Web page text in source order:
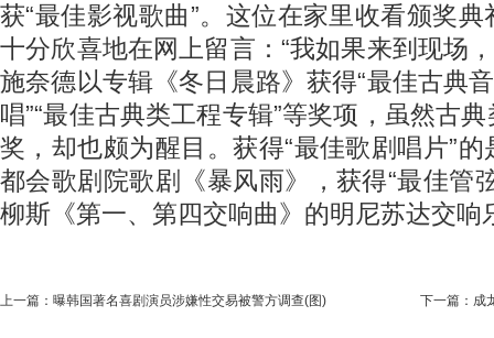
获“最佳影视歌曲”。这位在家里收看颁奖
十分欣喜地在网上留言：“我如果来到现场
施奈德以专辑《冬日晨路》获得“最佳古典
唱”“最佳古典类工程专辑”等奖项，虽然古
奖，却也颇为醒目。获得“最佳歌剧唱片”
都会歌剧院歌剧《暴风雨》，获得“最佳管
柳斯《第一、第四交响曲》的明尼苏达交响
上一篇： 曝韩国著名喜剧演员涉嫌性交易被警方调查(图) 下一篇： 成